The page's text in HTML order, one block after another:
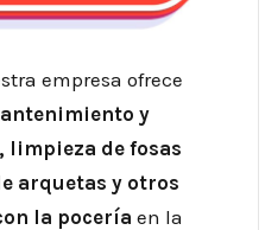
empresa ofrece
y
limpieza de fosas
arquetas y otros
la pocería en la